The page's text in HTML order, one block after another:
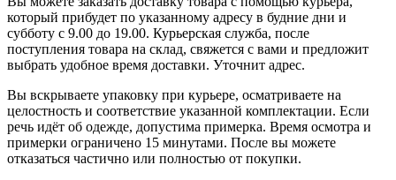
который прибудет по указанному адресу в будние дни и
субботу с 9.00 до 19.00. Курьерская служба, после
поступления товара на склад, свяжется с вами и предложит
выбрать удобное время доставки. Уточнит адрес.
Вы вскрываете упаковку при курьере, осматриваете на
целостность и соответствие указанной комплектации. Если
речь идёт об одежде, допустима примерка. Время осмотра и
примерки ограничено 15 минутами. После вы можете
отказаться частично или полностью от покупки.